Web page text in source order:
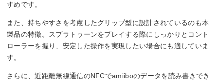
すめです。
また、持ちやすさを考慮したグリップ型に設計されているのも本
製品の特徴。スプラトゥーンをプレイする際にしっかりとコント
ローラーを握り、安定した操作を実現したい場合にも適していま
す。
さらに、近距離無線通信のNFCでamiiboのデータを読み書きでき